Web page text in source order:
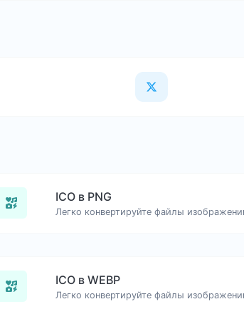
ICO в PNG
ICO в WEBP